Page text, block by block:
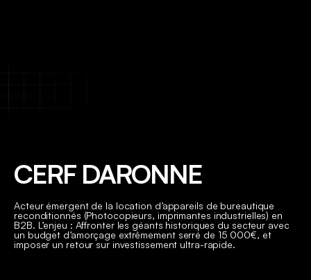
CERF DARONNE
Acteur émergent de la location d’appareils de bureautique
reconditionnés (Photocopieurs, imprimantes industrielles) en
B2B. L’enjeu : Affronter les géants historiques du secteur avec
un budget d’amorçage extrêmement serré de 15 000€, et
imposer un retour sur investissement ultra-rapide.